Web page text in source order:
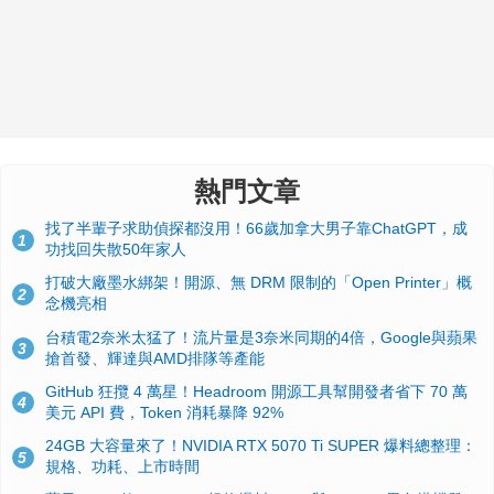
熱門文章
1
找了半輩子求助偵探都沒用！66歲加拿大男子靠ChatGPT，成
功找回失散50年家人
2
打破大廠墨水綁架！開源、無 DRM 限制的「Open Printer」概
念機亮相
3
台積電2奈米太猛了！流片量是3奈米同期的4倍，Google與蘋果
搶首發、輝達與AMD排隊等產能
4
GitHub 狂攬 4 萬星！Headroom 開源工具幫開發者省下 70 萬
美元 API 費，Token 消耗暴降 92%
5
24GB 大容量來了！NVIDIA RTX 5070 Ti SUPER 爆料總整理：
規格、功耗、上市時間